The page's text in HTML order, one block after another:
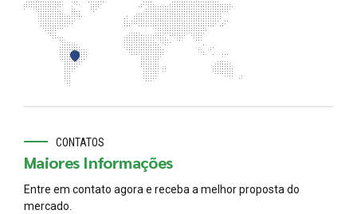
CONTATOS
Maiores Informações
Entre em contato agora e receba a melhor proposta do
mercado.